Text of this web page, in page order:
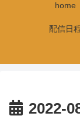
home
配信日
2022-